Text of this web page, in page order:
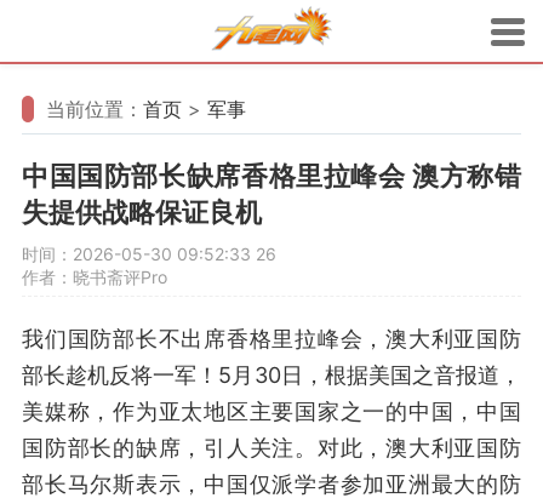
当前位置： 首页 > 军事
中国国防部长缺席香格里拉峰会 澳方称错
失提供战略保证良机
时间：2026-05-30 09:52:33 26
作者：晓书斋评Pro
我们国防部长不出席香格里拉峰会，澳大利亚国防
部长趁机反将一军！5月30日，根据美国之音报道，
美媒称，作为亚太地区主要国家之一的中国，中国
国防部长的缺席，引人关注。对此，澳大利亚国防
部长马尔斯表示，中国仅派学者参加亚洲最大的防